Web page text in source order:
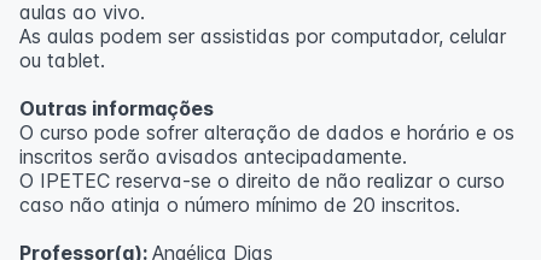
aulas ao vivo.
As aulas podem ser assistidas por computador, celular
ou tablet.
Outras informações
O curso pode sofrer alteração de dados e horário e os
inscritos serão avisados ​​antecipadamente.
O IPETEC reserva-se o direito de não realizar o curso
caso não atinja o número mínimo de 20 inscritos.
Professor(a): Angélica Dias